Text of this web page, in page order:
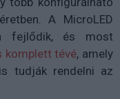
A MicroLED
fejlődik, és most
komplett tévé, amely
tudják rendelni az